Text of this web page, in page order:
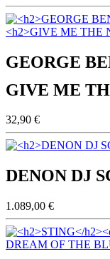
GEORGE
GIVE ME
32,90 €
DENON DJ
1.089,00 €